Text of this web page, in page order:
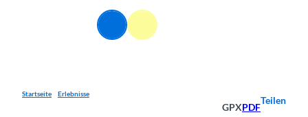
Suche Menü
Startseite Erlebnisse
GPXPDF
Teilen